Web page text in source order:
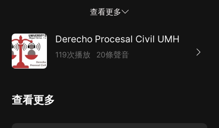
Procesal Civil. Grado en Derecho. Grupo
Dpto. de Ciencia Jurídica. Área de Derecho Procesal.
Universidad Miguel Hernández de Elche.
查看更多
Derecho Procesal Civil UMH
119次播放 20條聲音
查看更多